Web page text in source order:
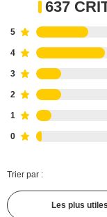
637
5
4
3
2
1
0
Trier par :
Les plus utiles